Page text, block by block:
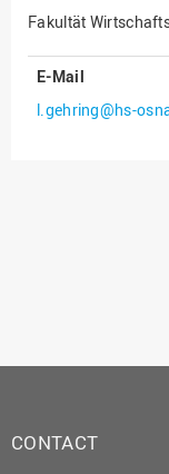
strategie
Personalrat
Fakultät
E-Mail
l.gehring@hs-
CONTACT